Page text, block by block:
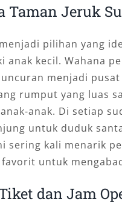
Taman Jeruk
pilihan yang
anak kecil. Wahana
menjadi
rumput yang luas
anak. Di setiap
untuk duduk
sering kali menarik
untuk
dan Jam